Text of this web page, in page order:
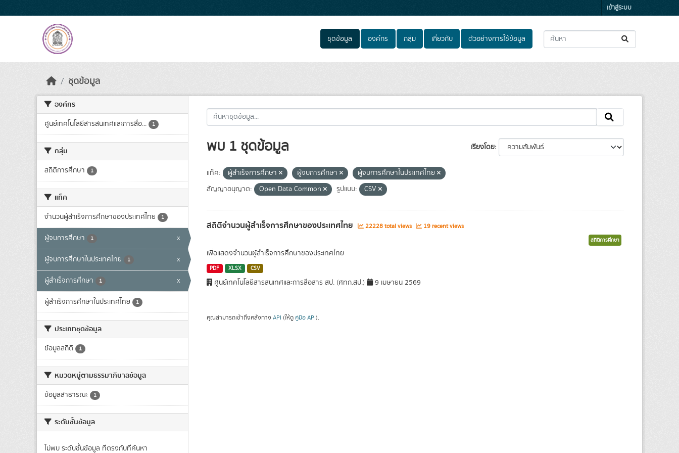
เข้าสู่ระบบ
ชุดข้อมูล องค์กร กลุ่ม เกี่ยวกับ ตัวอย่างการใช้ข้อมูล
ชุดข้อมูล
องค์กร
ศูนย์เทคโนโลยีสารสนเทศและการสื่อ... 1
กลุ่ม
สถิติการศึกษา 1
แท็ค
จำนวนผู้สำเร็จการศึกษาของประเทศไทย 1
ผู้จบการศึกษา 1 x
ผู้จบการศึกษาในประเทศไทย 1 x
ผู้สำเร็จการศึกษา 1 x
ผู้สำเร็จการศึกษาในประเทศไทย 1
ประเภทชุดข้อมูล
ข้อมูลสถิติ 1
หมวดหมู่ตามธรรมาภิบาลข้อมูล
ข้อมูลสาธารณะ 1
ระดับชั้นข้อมูล
ไม่พบ ระดับชั้นข้อมูล ที่ตรงกับที่ค้นหา
เรียงโดย
พบ 1 ชุดข้อมูล
แท็ค: ผู้สำเร็จการศึกษา ผู้จบการศึกษา
ผู้จบการศึกษาในประเทศไทย
สัญญาอนุญาต:
Open Data Common รูปแบบ: CSV
สถิติจำนวนผู้สำเร็จการศึกษาของประเทศไทย 22228 total views 19 recent views
สถิติการศึกษา
เพื่อแสดงจำนวนผู้สำเร็จการศึกษาของประเทศไทย
PDF XLSX CSV
ศูนย์เทคโนโลยีสารสนเทศและการสื่อสาร สป. (ศทก.สป.) 9 เมษายน 2569
คุณสามารถเข้าถึงคลังทาง API (ให้ดู คู่มือ API).